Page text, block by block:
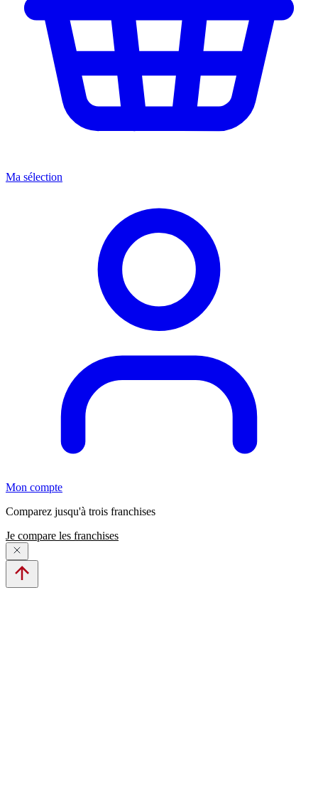
Ma sélection
Mon compte
Comparez jusqu'à trois franchises
Je compare les franchises